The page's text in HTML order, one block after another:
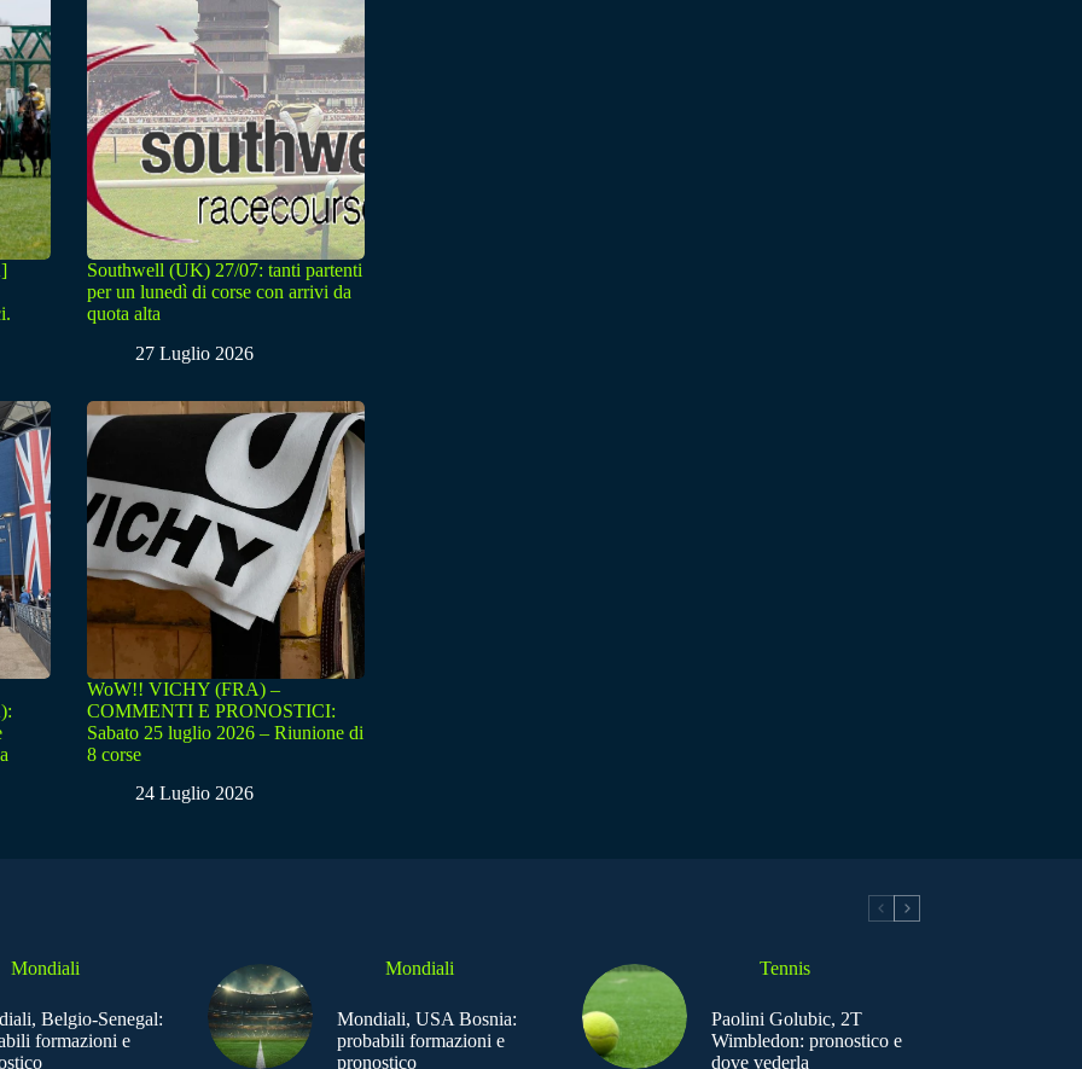
Southwell (UK) 27/07: tanti partenti
per un lunedì di corse con arrivi da
quota alta
27 Luglio 2026
WoW!! VICHY (FRA) –
COMMENTI E PRONOSTICI:
Sabato 25 luglio 2026 – Riunione di
8 corse
24 Luglio 2026
Mondiali
Belgio-Senegal:
formazioni e
Mondiali
Mondiali, USA Bosnia:
probabili formazioni e
pronostico
Tennis
Paolini Golubic, 2T
Wimbledon: pronostico e
dove vederla